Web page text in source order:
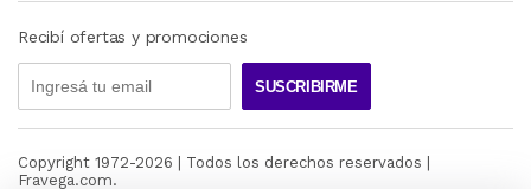
Recibí ofertas y promociones
SUSCRIBIRME
Copyright 1972-2026 | Todos los derechos reservados |
Fravega.com.